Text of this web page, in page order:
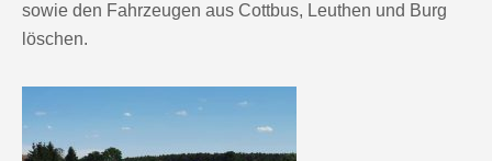
sowie den Fahrzeugen aus Cottbus, Leuthen und Burg
löschen.